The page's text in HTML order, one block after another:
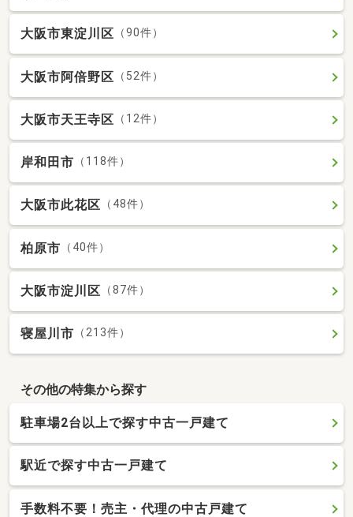
大阪市東淀川区 （90件）
大阪市阿倍野区 （52件）
大阪市天王寺区 （12件）
岸和田市 （118件）
大阪市此花区 （48件）
柏原市 （40件）
大阪市淀川区 （87件）
寝屋川市 （213件）
その他の特集から探す
駐車場2台以上で探す中古一戸建て
駅近で探す中古一戸建て
手数料不要！売主・代理の中古戸建て